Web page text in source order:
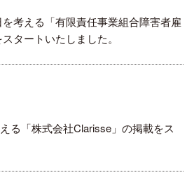
を考える「有限責任事業組合障害者雇
タートいたしました。
る「株式会社Clarisse」の掲載をス